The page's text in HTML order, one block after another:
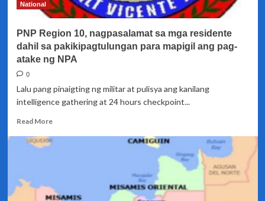
National
PNP Region 10, nagpasalamat sa mga residente
dahil sa pakikipagtulungan para mapigil ang pag-
atake ng NPA
0
Lalu pang pinaigting ng militar at pulisya ang kanilang
intelligence gathering at 24 hours checkpoint...
Read MoreRead
about
nagpasalamat
sa